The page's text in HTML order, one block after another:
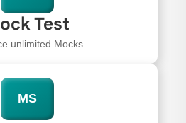
Test
unlimited Mocks
MS